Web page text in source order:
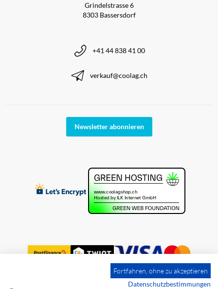
Grindelstrasse 6
8303 Bassersdorf
+41 44 838 41 00
verkauf@coolag.ch
Newsletter abonnieren
Fortfahren, ohne zu akzeptieren
Datenschutzbestimmungen